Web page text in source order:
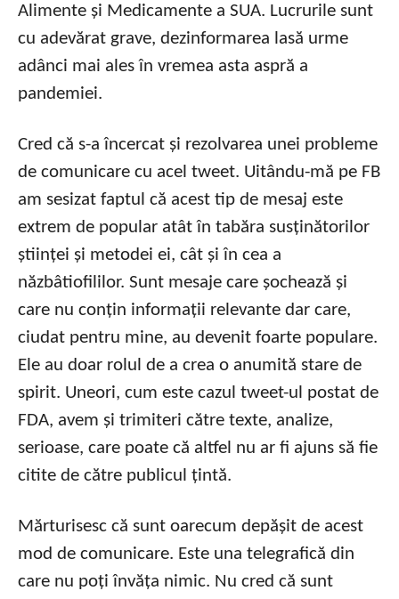
Alimente și Medicamente a SUA. Lucrurile sunt
cu adevărat grave, dezinformarea lasă urme
adânci mai ales în vremea asta aspră a
pandemiei.
Cred că s-a încercat și rezolvarea unei probleme
de comunicare cu acel tweet. Uitându-mă pe FB
am sesizat faptul că acest tip de mesaj este
extrem de popular atât în tabăra susținătorilor
științei și metodei ei, cât și în cea a
năzbâtiofililor. Sunt mesaje care șochează și
care nu conțin informații relevante dar care,
ciudat pentru mine, au devenit foarte populare.
Ele au doar rolul de a crea o anumită stare de
spirit. Uneori, cum este cazul tweet-ul postat de
FDA, avem și trimiteri către texte, analize,
serioase, care poate că altfel nu ar fi ajuns să fie
citite de către publicul țintă.
Mărturisesc că sunt oarecum depășit de acest
mod de comunicare. Este una telegrafică din
care nu poți învăța nimic. Nu cred că sunt